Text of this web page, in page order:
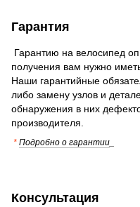
Гарантия
Гарантию на велосипед
получения вам нужно
Наши гарантийные
либо замену узлов и
обнаружения в них
производителя.
* Подробно о гарантии
Консультация